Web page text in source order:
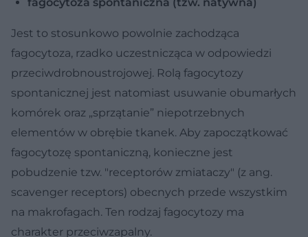
Jest to stosunkowo powolnie zachodząca
fagocytoza, rzadko uczestnicząca w odpowiedzi
przeciwdrobnoustrojowej. Rolą fagocytozy
spontanicznej jest natomiast usuwanie obumarłych
komórek oraz „sprzątanie” niepotrzebnych
elementów w obrębie tkanek. Aby zapoczątkować
fagocytozę spontaniczną, konieczne jest
pobudzenie tzw. "receptorów zmiataczy" (z ang.
scavenger receptors) obecnych przede wszystkim
na makrofagach. Ten rodzaj fagocytozy ma
charakter przeciwzapalny.